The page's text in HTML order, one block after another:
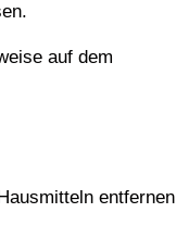
auf dem
entfernen